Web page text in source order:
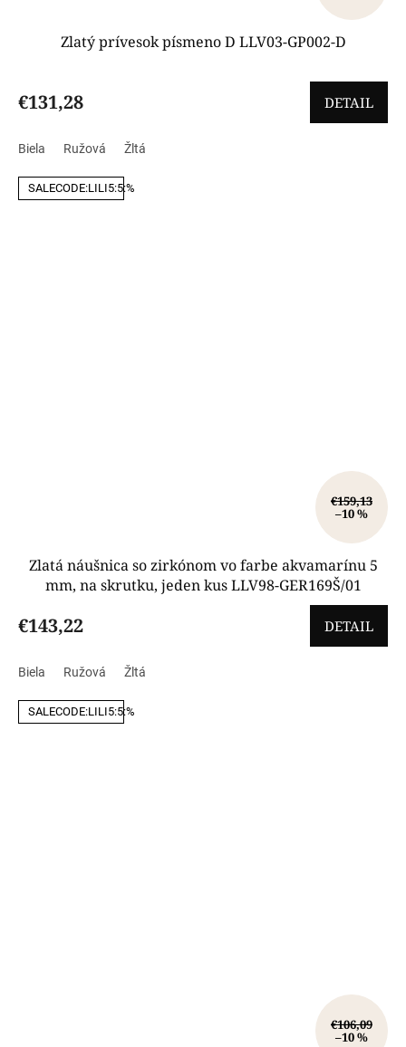
Zlatý prívesok písmeno D LLV03-GP002-D
€131,28 DETAIL
Biela Ružová Žltá
SALECODE:LILI5:5:%
€159,13
–10 %
Zlatá náušnica so zirkónom vo farbe akvamarínu 5
mm, na skrutku, jeden kus LLV98-GER169Š/01
€143,22 DETAIL
Biela Ružová Žltá
SALECODE:LILI5:5:%
€106,09
–10 %